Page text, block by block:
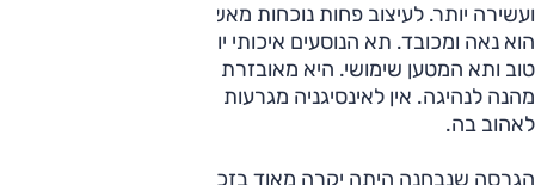
ועשירה יותר. לעיצוב פחות נוכחות מאשר למתחרות אחדות, אבל
הוא נאה ומכובד. תא הנוסעים איכותי יותר, התפעול מצוין, המרחב
טוב ותא המטען שימושי. היא מאובזרת מאוד, נוחה למדי ואפילו
מהנה לנהיגה. אין לאינסיגניה מגרעות רציניות ויש הרבה מה
לאהוב בה.
הגרסה שנבחנה היתה יקרה מאוד בזכות שפע התוספות, אך גם